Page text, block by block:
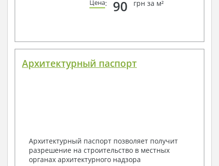
Цена: 90 грн за м²
Архитектурный паспорт
Архитектурный паспорт позволяет получит
разрешение на строительство в местных
органах архитектурного надзора